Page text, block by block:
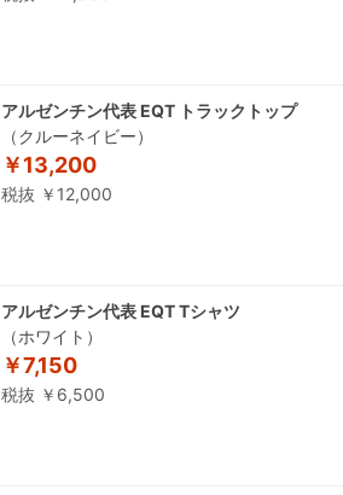
アルゼンチン代表 EQT トラックトップ
（クルーネイビー）
￥13,200
税抜 ￥12,000
アルゼンチン代表 EQT Tシャツ
（ホワイト）
￥7,150
税抜 ￥6,500